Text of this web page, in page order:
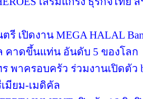
รี เปิดงาน MEGA HALAL
คาดขึ้นแท่น อันดับ 5 ของโลก
พาครอบครัว ร่วมงานเปิดตัว
มียม-เมดิคัล